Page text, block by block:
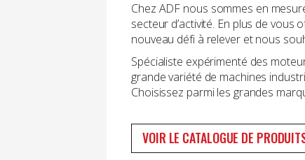
Chez ADF nous sommes en
secteur d’activité. En plus de
nouveau défi à relever et nous
Spécialiste expérimenté des
grande variété de machines
Choisissez parmi les grandes
VOIR LE CATALOGUE DE